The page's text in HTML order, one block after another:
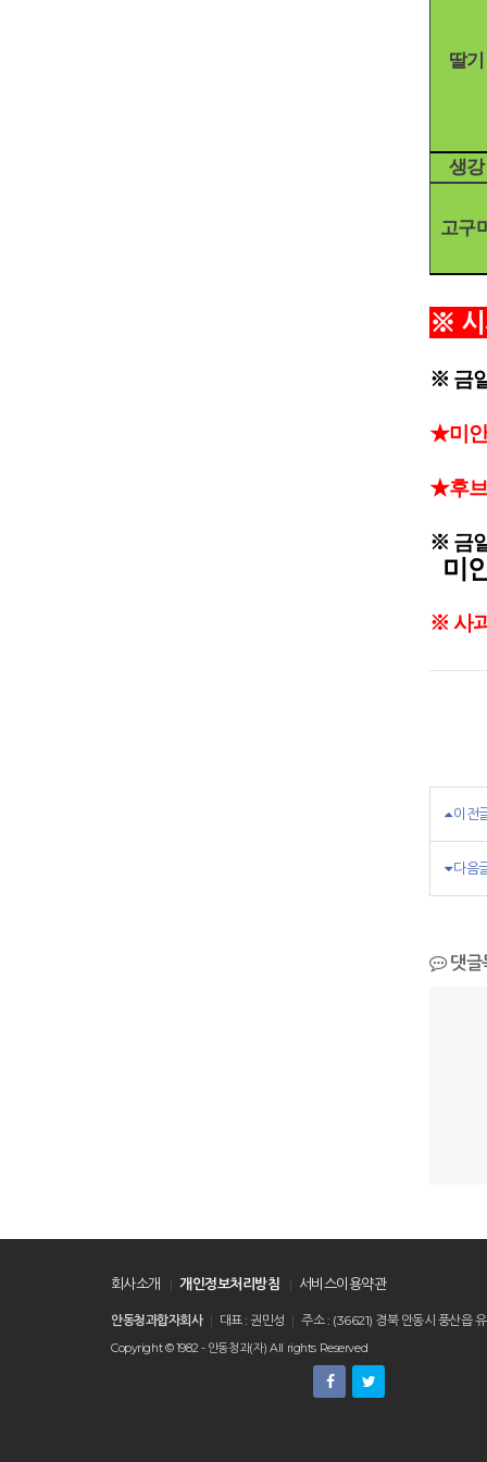
딸기
생강
고구
※
※ 금
★미안
★후
※ 금
미
※ 사
이전
다음
댓글
회사소개 개인정보처리방침 서비스이용약관
안동청과합자회사 대표 : 권민성 주소 : (36621) 경북 안동시 풍산읍
Copyright © 1982 - 안동청과(자) All rights Reserved